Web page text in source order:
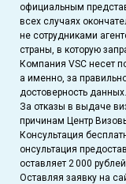
официальным
всех случаях
не сотрудниками
страны, в которую
Компания VSC несет
а именно, за
достоверность данных.
За отказы в выдаче
причинам Центр
Консультация
онсультация
оставляет 2 000
Оставляя заявку на